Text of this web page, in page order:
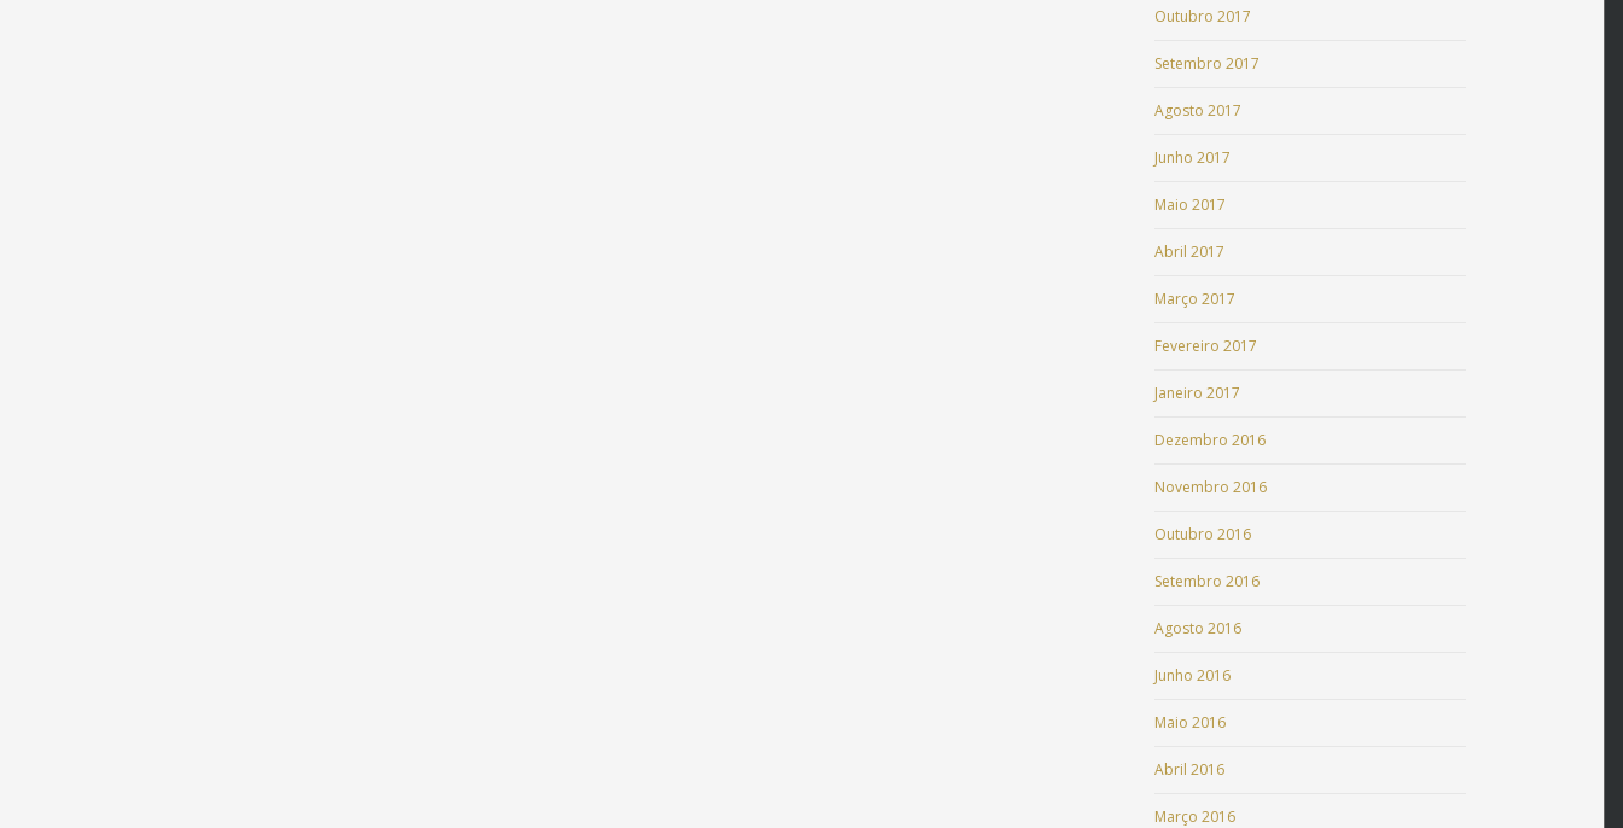
Outubro 2017
Setembro 2017
Agosto 2017
Junho 2017
Maio 2017
Abril 2017
Março 2017
Fevereiro 2017
Janeiro 2017
Dezembro 2016
Novembro 2016
Outubro 2016
Setembro 2016
Agosto 2016
Junho 2016
Maio 2016
Abril 2016
Março 2016